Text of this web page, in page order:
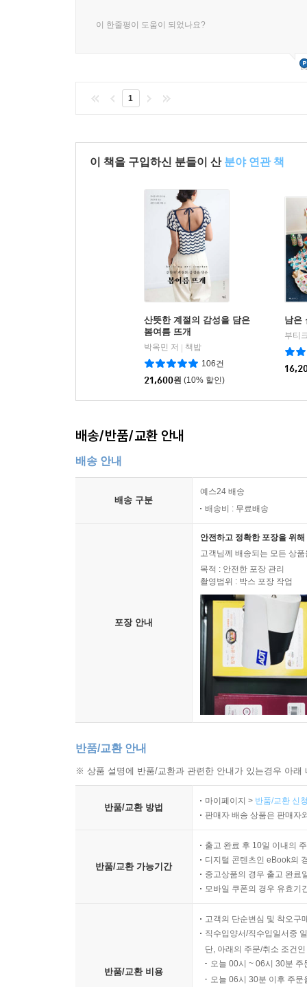
이 한줄평이 도움이 되었나요?
1
이 책을 구입하신 분들이 산 분야 연관 책
산뜻한 계절의 감성을 담은
봄여름 뜨개
박옥민 저
책밥
106건
21,600원 (10% 할인)
남은
부티
배송/반품/교환 안내
배송 안내
배송 구분
예스24 배송
배송비 : 무료배송
포장 안내
안전하고 정확한 포장을 위
고객님께 배송되는 모든 상
목적 : 안전한 포장 관리
촬영범위 : 박스 포장 작업
반품/교환 안내
※ 상품 설명에 반품/교환과 관련한 안내가 있는경우 아
반품/교환 방법
마이페이지 > 반품/교환 신
판매자 배송 상품은 판매자
반품/교환 가능기간
출고 완료 후 10일 이내의
디지털 콘텐츠인 eBook의
중고상품의 경우 출고 완료
모바일 쿠폰의 경우 유효기
반품/교환 비용
고객의 단순변심 및 착오구
직수입양서/직수입일서중
단, 아래의 주문/취소 조건
오늘 00시 ~ 06시 30분
오늘 06시 30분 이후 주